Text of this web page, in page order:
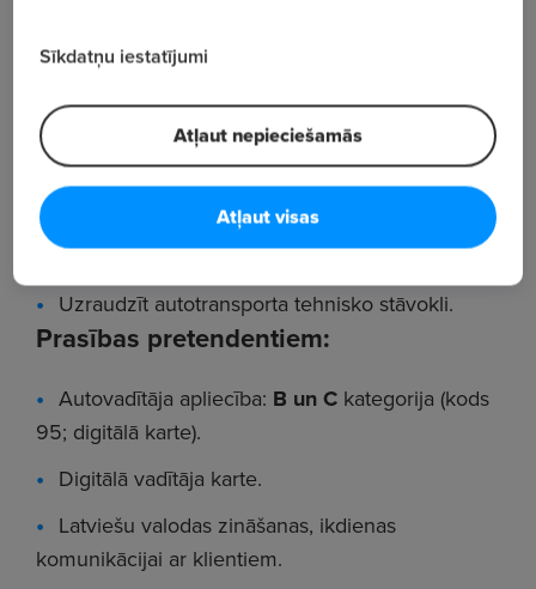
preču iekraušanu noliktavā un izkraušanu pie
klienta.
Nodrošināt esošo klientu apkalpošanu un
konsultēšanu.
Sagatavot atskaites par padarīto darbu,
noformēt ceļazīmes u.c. dokumentāciju.
Uzraudzīt autotransporta tehnisko stāvokli.
Prasības pretendentiem:
Autovadītāja apliecība: B un C kategorija (kods
95; digitālā karte).
Digitālā vadītāja karte.
Latviešu valodas zināšanas, ikdienas
komunikācijai ar klientiem.
Sīkdatņu iestatījumi
Atļaut nepieciešamās
Atļaut visas